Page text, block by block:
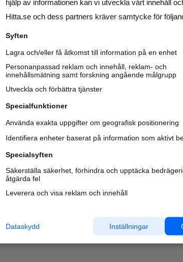
Marknadsför
nya kunder och
samarbetspartners nära
Läs mer här
hjälp av informationen kan vi utveckla vårt innehåll
Hitta.se och dess partners kräver samtycke för
Syften
Lagra och/eller få åtkomst till information på en enhet
Personanpassad reklam och innehåll, reklam- och
innehållsmätning samt forskning angående målgrupp
Utveckla och förbättra tjänster
Specialfunktioner
Använda exakta uppgifter om geografisk positionering
Identifiera enheter baserat på information som aktivt
Specialsyften
Säkerställa säkerhet, förhindra och upptäcka
åtgärda fel
Leverera och visa reklam och innehåll
Inställningar
Dataskydd